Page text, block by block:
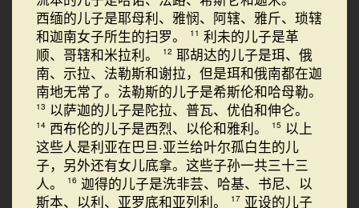
西缅的儿子是耶母利、雅悯、阿辖、雅斤、琐辖
和迦南女子所生的扫罗。
11 利未的儿子是革
顺、哥辖和米拉利。
12 耶胡达的儿子是珥、俄
南、示拉、法勒斯和谢拉，但是珥和俄南都在迦
南地无常了。法勒斯的儿子是希斯伦和哈母勒。
13 以萨迦的儿子是陀拉、普瓦、优伯和伸仑。
14 西布伦的儿子是西烈、以伦和雅利。 15 以上
这些人是利亚在巴旦·亚兰给叶尔孤白生的儿
子，另外还有女儿底拿。这些子孙一共三十三
人。
16 迦得的儿子是洗非芸、哈基、书尼、以
斯本、以利、亚罗底和亚列利。
17 亚设的儿子